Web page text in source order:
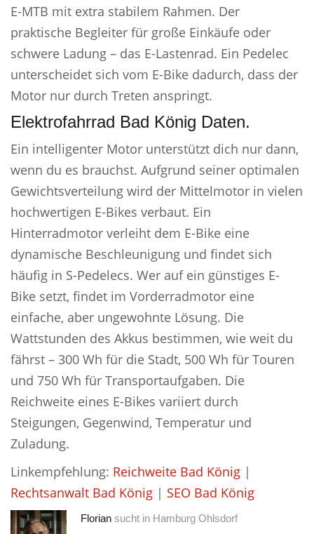
E-MTB mit extra stabilem Rahmen. Der
praktische Begleiter für große Einkäufe oder
schwere Ladung – das E-Lastenrad. Ein Pedelec
unterscheidet sich vom E-Bike dadurch, dass der
Motor nur durch Treten anspringt.
Elektrofahrrad Bad König Daten.
Ein intelligenter Motor unterstützt dich nur dann,
wenn du es brauchst. Aufgrund seiner optimalen
Gewichtsverteilung wird der Mittelmotor in vielen
hochwertigen E-Bikes verbaut. Ein
Hinterradmotor verleiht dem E-Bike eine
dynamische Beschleunigung und findet sich
häufig in S-Pedelecs. Wer auf ein günstiges E-
Bike setzt, findet im Vorderradmotor eine
einfache, aber ungewohnte Lösung. Die
Wattstunden des Akkus bestimmen, wie weit du
fährst – 300 Wh für die Stadt, 500 Wh für Touren
und 750 Wh für Transportaufgaben. Die
Reichweite eines E-Bikes variiert durch
Steigungen, Gegenwind, Temperatur und
Zuladung.
Linkempfehlung: Reichweite Bad König |
Rechtsanwalt Bad König | SEO Bad König
Florian sucht in Hamburg Ohlsdorf